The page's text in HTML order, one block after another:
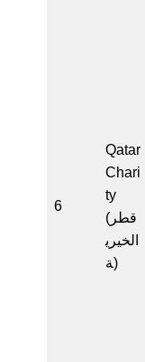
6
Qatar
Chari
ty
(قطر
الخيري
ة)